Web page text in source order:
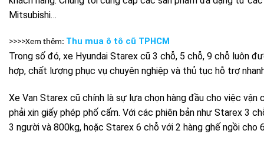
Mitsubishi…
>>>>Xem thêm: Thu mua ô tô cũ TPHCM
Trong số đó, xe Hyundai Starex cũ 3 chỗ, 5 chỗ, 9 chỗ luôn
hợp, chất lượng phục vụ chuyên nghiệp và thủ tục hỗ trợ
Xe Van Starex cũ chính là sự lựa chọn hàng đầu cho việc vận
phải xin giấy phép phố cấm. Với các phiên bản như Starex 3
3 người và 800kg, hoặc Starex 6 chỗ với 2 hàng ghế ngồi cho